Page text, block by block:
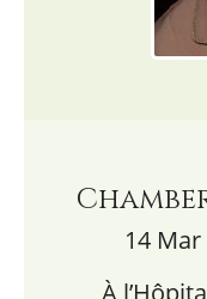
14 Mar
À